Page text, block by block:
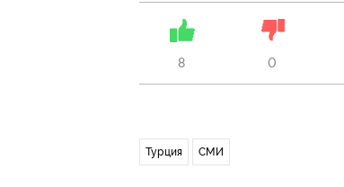
8 0
Турция СМИ